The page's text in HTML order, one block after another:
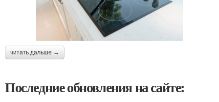
читать дальше →
Последние обновления на сайте: